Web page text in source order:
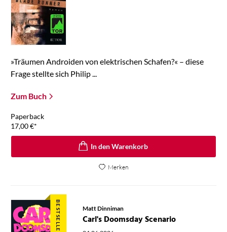
»Träumen Androiden von elektrischen Schafen?« – diese
Frage stellte sich Philip ...
Zum Buch
Paperback
17,00€*
In den Warenkorb
Merken
BESTSELLER Matt Dinniman
Carl's Doomsday Scenario